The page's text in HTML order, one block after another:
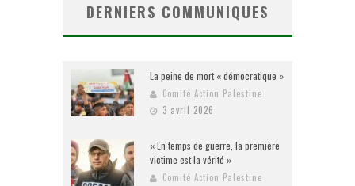
DERNIERS COMMUNIQUES
La peine de mort « démocratique »
Comité Action Palestine
3 avril 2026
« En temps de guerre, la première
victime est la vérité »
Comité Action Palestine